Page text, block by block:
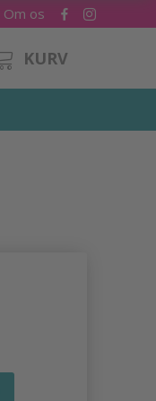
Om os
KURV